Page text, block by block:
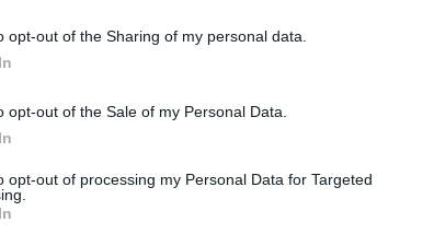
opt-out of the Sharing of my personal data.
opt-out of the Sale of my Personal Data.
opt-out of processing my Personal Data for Targeted
и висок стандарт на живот,
дестинация за много емигранти.
на физическите лица, въпреки че има
компании.
богатство –
без данък върху личните доходи.
компании в определени сектори.